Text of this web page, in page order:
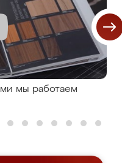
мы работаем